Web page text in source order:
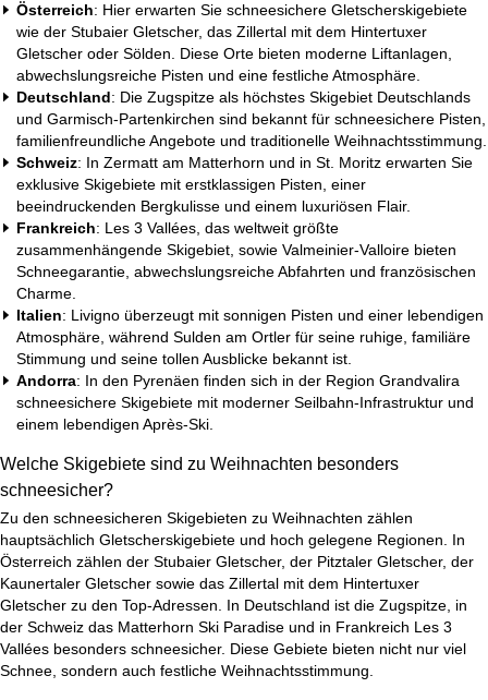
Österreich: Hier erwarten Sie schneesichere Gletscherskigebiete
wie der Stubaier Gletscher, das Zillertal mit dem Hintertuxer
Gletscher oder Sölden. Diese Orte bieten moderne Liftanlagen,
abwechslungsreiche Pisten und eine festliche Atmosphäre.
Deutschland: Die Zugspitze als höchstes Skigebiet Deutschlands
und Garmisch-Partenkirchen sind bekannt für schneesichere Pisten,
familienfreundliche Angebote und traditionelle Weihnachtsstimmung.
Schweiz: In Zermatt am Matterhorn und in St. Moritz erwarten Sie
exklusive Skigebiete mit erstklassigen Pisten, einer
beeindruckenden Bergkulisse und einem luxuriösen Flair.
Frankreich: Les 3 Vallées, das weltweit größte
zusammenhängende Skigebiet, sowie Valmeinier-Valloire bieten
Schneegarantie, abwechslungsreiche Abfahrten und französischen
Charme.
Italien: Livigno überzeugt mit sonnigen Pisten und einer lebendigen
Atmosphäre, während Sulden am Ortler für seine ruhige, familiäre
Stimmung und seine tollen Ausblicke bekannt ist.
Andorra: In den Pyrenäen finden sich in der Region Grandvalira
schneesichere Skigebiete mit moderner Seilbahn-Infrastruktur und
einem lebendigen Après-Ski.
Welche Skigebiete sind zu Weihnachten besonders
schneesicher?
Zu den schneesicheren Skigebieten zu Weihnachten zählen
hauptsächlich Gletscherskigebiete und hoch gelegene Regionen. In
Österreich zählen der Stubaier Gletscher, der Pitztaler Gletscher, der
Kaunertaler Gletscher sowie das Zillertal mit dem Hintertuxer
Gletscher zu den Top-Adressen. In Deutschland ist die Zugspitze, in
der Schweiz das Matterhorn Ski Paradise und in Frankreich Les 3
Vallées besonders schneesicher. Diese Gebiete bieten nicht nur viel
Schnee, sondern auch festliche Weihnachtsstimmung.